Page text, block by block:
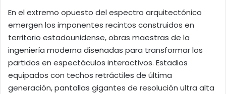
En el extremo opuesto del espectro arquitectónico
emergen los imponentes recintos construidos en
territorio estadounidense, obras maestras de la
ingeniería moderna diseñadas para transformar los
partidos en espectáculos interactivos. Estadios
equipados con techos retráctiles de última
generación, pantallas gigantes de resolución ultra alta